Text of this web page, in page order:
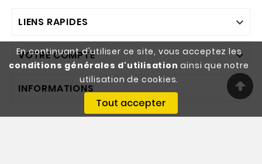
En continuant d'utiliser ce site, vous acceptez les
conditions générales d'utilisation ainsi que notre
utilisation de cookies.
Tout accepter
LIENS RAPIDES 
VOTRE COMPTE 
INFORMATIONS 